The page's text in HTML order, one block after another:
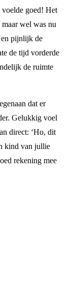
voelde goed! Het
wel was nu
en pijnlijk de
de tijd vorderde
de ruimte
dat er
Gelukkig voel
direct: ‘Ho, dit
kind van jullie
rekening mee